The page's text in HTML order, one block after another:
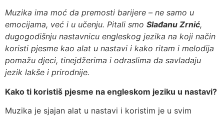
Muzika ima moć da premosti barijere – ne samo u
emocijama, već i u učenju. Pitali smo Slađanu Zrnić,
dugogodišnju nastavnicu engleskog jezika na koji način
koristi pjesme kao alat u nastavi i kako ritam i melodija
pomažu djeci, tinejdžerima i odraslima da savladaju
jezik lakše i prirodnije.
Kako ti koristiš pjesme na engleskom jeziku u nastavi?
Muzika je sjajan alat u nastavi i koristim je u svim